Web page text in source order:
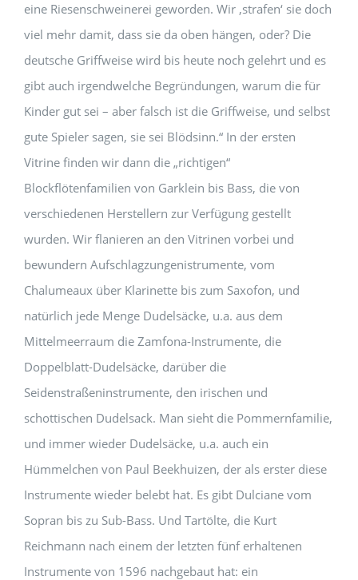
eine Riesenschweinerei geworden. Wir ‚strafen‘ sie doch
viel mehr damit, dass sie da oben hängen, oder? Die
deutsche Griffweise wird bis heute noch gelehrt und es
gibt auch irgendwelche Begründungen, warum die für
Kinder gut sei – aber falsch ist die Griffweise, und selbst
gute Spieler sagen, sie sei Blödsinn.“ In der ersten
Vitrine finden wir dann die „richtigen“
Blockflötenfamilien von Garklein bis Bass, die von
verschie­denen Herstellern zur Verfügung gestellt
wurden. Wir flanieren an den Vitrinen vorbei und
bewundern Aufschlagzungenistrumente, vom
Chalumeaux über Klarinette bis zum Saxofon, und
natürlich jede Menge Dudelsäcke, u.a. aus dem
Mittelmeerraum die Zamfona-Instru­mente, die
Doppelblatt-Dudelsäcke, darüber die
Seidenstraßeninstrumente, den irischen und
schottischen Dudelsack. Man sieht die Pommernfamilie,
und immer wieder Dudelsäcke, u.a. auch ein
Hümmelchen von Paul Beekhuizen, der als erster diese
Instrumente wieder belebt hat. Es gibt Dulciane vom
Sopran bis zu Sub-Bass. Und Tartölte, die Kurt
Reichmann nach einem der letzten fünf erhaltenen
Instrumente von 1596 nachgebaut hat: ein